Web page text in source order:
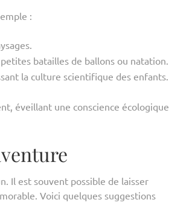
:
batailles de ballons ou natation.
la culture scientifique des enfants.
éveillant une conscience écologique
Il est souvent possible de laisser
Voici quelques suggestions